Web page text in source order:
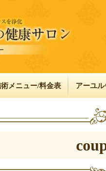
メニュー/料金表 アーユ